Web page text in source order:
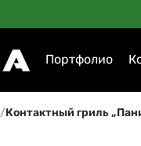
Портфолио
/Контактный гриль